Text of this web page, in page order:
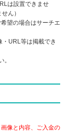
は設置できませ
ん）
望の場合はサーチエ
URL等は掲載でき
像と内容、ご入金の